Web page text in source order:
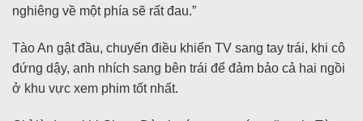
nghiêng về một phía sẽ rất đau.”
Tào An gật đầu, chuyển điều khiển TV sang tay trái, khi cô
đứng dậy, anh nhích sang bên trái để đảm bảo cả hai ngồi
ở khu vực xem phim tốt nhất.